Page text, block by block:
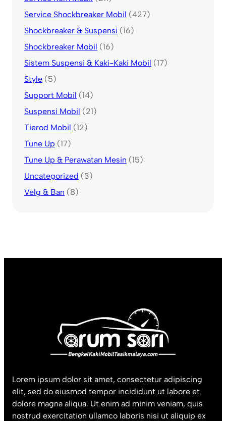
Service Shockbreaker Mobil (427)
Shockbreaker & Suspensi (16)
Shockbreaker Mobil (16)
Sistem Suspensi & Kaki-Kaki Mobil (17)
Style (5)
Support Mobil (14)
Suspensi Mobil (21)
Tierod Mobil (12)
Tune Up (17)
Tune Up & Perawatan Mesin (15)
Uncategorized (3)
Velg & Ban (8)
Lorem ipsum dolor sit amet, consectetur adipiscing
elit, sed do eiusmod tempor incididunt ut labore et
dolore magna aliqua. Ut enim ad minim veniam, quis
nostrud exercitation ullamco laboris nisi ut aliquip ex